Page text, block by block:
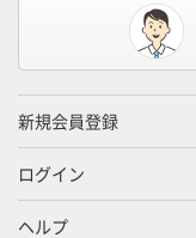
新規会員登録
ログイン
ヘルプ